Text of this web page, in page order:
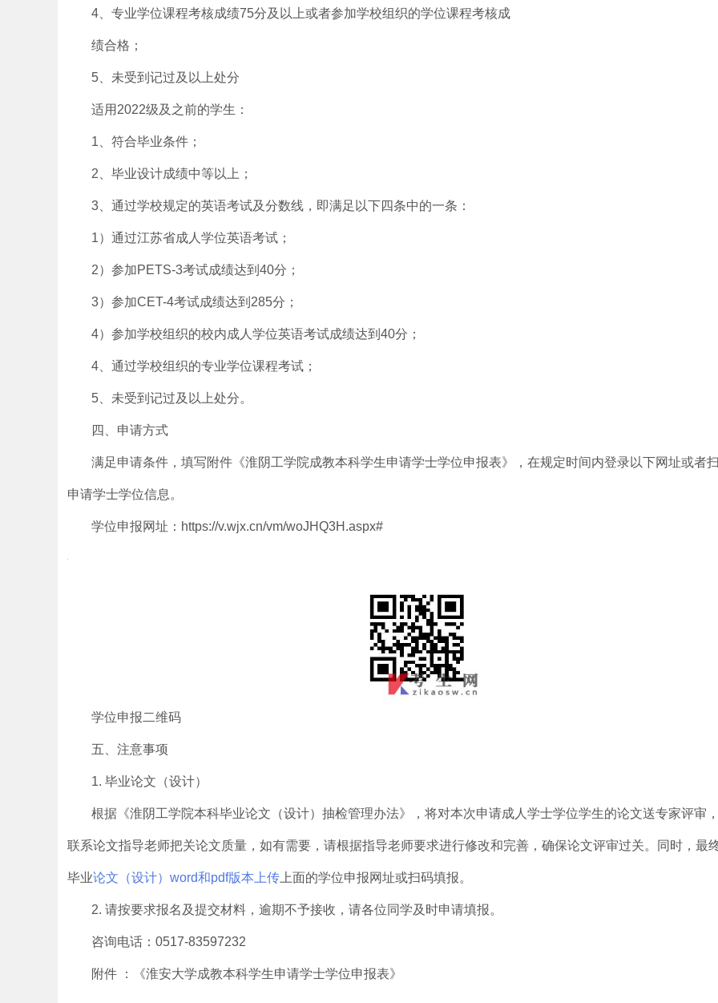
4、专业学位课程考核成绩75分及以上或者参加学校组织的学位课程考核成
绩合格；
5、未受到记过及以上处分
适用2022级及之前的学生：
1、符合毕业条件；
2、毕业设计成绩中等以上；
3、通过学校规定的英语考试及分数线，即满足以下四条中的一条：
1）通过江苏省成人学位英语考试；
2）参加PETS-3考试成绩达到40分；
3）参加CET-4考试成绩达到285分；
4）参加学校组织的校内成人学位英语考试成绩达到40分；
4、通过学校组织的专业学位课程考试；
5、未受到记过及以上处分。
四、申请方式
满足申请条件，填写附件《淮阴工学院成教本科学生申请学士学位申报表》，在规定时间内登录以下网址或者
申请学士学位信息。
学位申报网址：https://v.wjx.cn/vm/woJHQ3H.aspx#
学位申报二维码
五、注意事项
1. 毕业论文（设计）
根据《淮阴工学院本科毕业论文（设计）抽检管理办法》，将对本次申请成人学士学位学生的论文送专家评审
联系论文指导老师把关论文质量，如有需要，请根据指导老师要求进行修改和完善，确保论文评审过关。同时，最
毕业论文（设计）word和pdf版本上传 上面的学位申报网址或扫码填报。
2. 请按要求报名及提交材料，逾期不予接收，请各位同学及时申请填报。
咨询电话：0517-83597232
附件 ：《淮安大学成教本科学生申请学士学位申报表》